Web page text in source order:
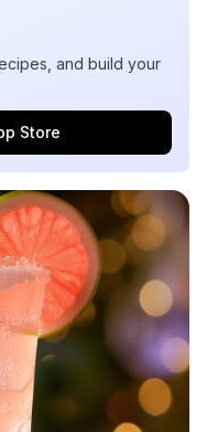
and build your
Store